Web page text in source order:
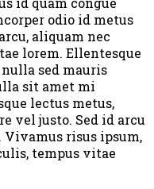
odio id metus
aliquam nec
lorem. Ellentesque
sed mauris
sit amet mi
lectus metus,
vel justo. Sed id arcu
Vivamus risus ipsum,
tempus vitae